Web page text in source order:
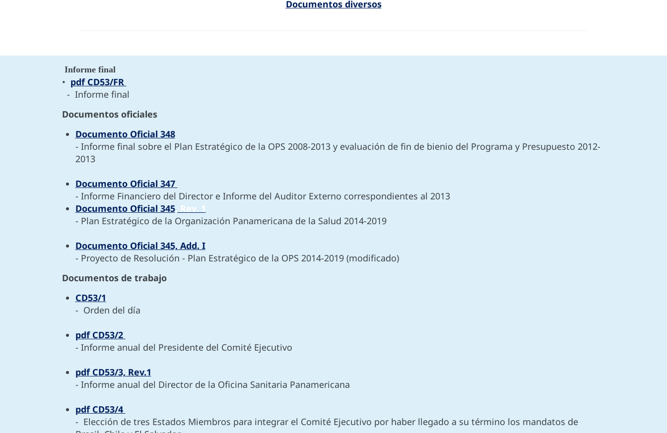
Documentos diversos
Informe final
• pdfCD53/FR
- Informe final
Documentos oficiales
Documento Oficial 348
- Informe final sobre el Plan Estratégico de la OPS 2008-2013 y evaluación de fin de bienio del Programa y Presupuesto 2012-
2013
Documento Oficial 347
- Informe Financiero del Director e Informe del Auditor Externo correspondientes al 2013
Documento Oficial 345, Rev. 1
- Plan Estratégico de la Organización Panamericana de la Salud 2014-2019
Documento Oficial 345, Add. I
- Proyecto de Resolución - Plan Estratégico de la OPS 2014-2019 (modificado)
Documentos de trabajo
CD53/1
- Orden del día
pdfCD53/2
- Informe anual del Presidente del Comité Ejecutivo
pdfCD53/3, Rev.1
- Informe anual del Director de la Oficina Sanitaria Panamericana
pdfCD53/4
- Elección de tres Estados Miembros para integrar el Comité Ejecutivo por haber llegado a su término los mandatos de